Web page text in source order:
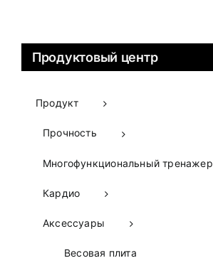
Продуктовый центр
Продукт
Прочность
Многофункциональный тренажер
Кардио
Аксессуары
Весовая плита